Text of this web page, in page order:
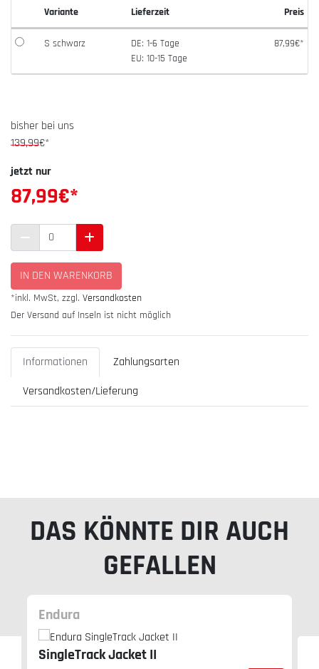
Variante Lieferzeit Preis
S schwarz
DE: 1-6 Tage
EU: 10-15 Tage
87,99€*
bisher bei uns
139,99€*
jetzt nur
87,99€*
IN DEN WARENKORB
*inkl. MwSt, zzgl. Versandkosten
Der Versand auf Inseln ist nicht möglich
Informationen
Zahlungsarten
Versandkosten/Lieferung
DAS KÖNNTE DIR AUCH
GEFALLEN
Endura
SingleTrack Jacket II